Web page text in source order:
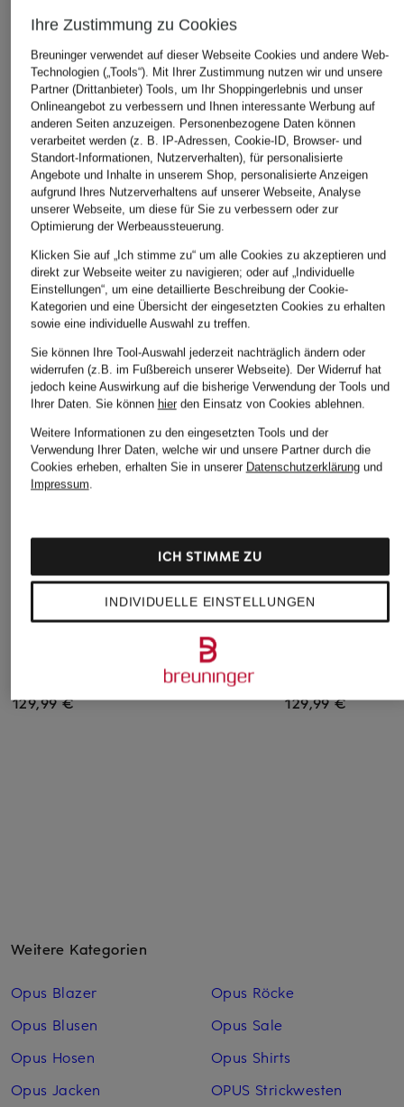
ÄHNLICHE ARTIKEL ENTDECKEN
darling harbour
129,99 €
MRS & HUGS
Pullover mit 3/4-Arm
119,99 €
GESTUZ
129,99 €
Weitere Kategorien
Opus Blazer
Opus Blusen
Opus Hosen
Opus Jacken
Opus Röcke
Opus Sale
Opus Shirts
OPUS Strickwesten
Ihre Zustimmung zu Cookies
Breuninger verwendet auf dieser Webseite Cookies und andere Web-
Technologien („Tools“). Mit Ihrer Zustimmung nutzen wir und unsere
Partner (Drittanbieter) Tools, um Ihr Shoppingerlebnis und unser
Onlineangebot zu verbessern und Ihnen interessante Werbung auf
anderen Seiten anzuzeigen. Personenbezogene Daten können
verarbeitet werden (z. B. IP-Adressen, Cookie-ID, Browser- und
Standort-Informationen, Nutzerverhalten), für personalisierte
Angebote und Inhalte in unserem Shop, personalisierte Anzeigen
aufgrund Ihres Nutzerverhaltens auf unserer Webseite, Analyse
unserer Webseite, um diese für Sie zu verbessern oder zur
Optimierung der Werbeaussteuerung.
Klicken Sie auf „Ich stimme zu“ um alle Cookies zu akzeptieren und
direkt zur Webseite weiter zu navigieren; oder auf „Individuelle
Einstellungen“, um eine detaillierte Beschreibung der Cookie-
Kategorien und eine Übersicht der eingesetzten Cookies zu erhalten
sowie eine individuelle Auswahl zu treffen.
Sie können Ihre Tool-Auswahl jederzeit nachträglich ändern oder
widerrufen (z.B. im Fußbereich unserer Webseite). Der Widerruf hat
jedoch keine Auswirkung auf die bisherige Verwendung der Tools und
Ihrer Daten. Sie können hierden Einsatz von Cookies ablehnen.
Weitere Informationen zu den eingesetzten Tools und der
Verwendung Ihrer Daten, welche wir und unsere Partner durch die
Cookies erheben, erhalten Sie in unserer Datenschutzerklärungund
Impressum.
INDIVIDUELLE EINSTELLUNGEN
ICH STIMME ZU